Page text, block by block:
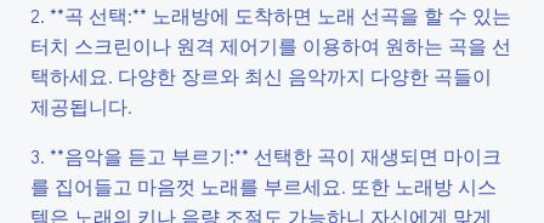
2. **곡 선택:** 노래방에 도착하면 노래 선곡을 할 수 있는
터치 스크린이나 원격 제어기를 이용하여 원하는 곡을 선
택하세요. 다양한 장르와 최신 음악까지 다양한 곡들이
제공됩니다.
3. **음악을 듣고 부르기:** 선택한 곡이 재생되면 마이크
를 집어들고 마음껏 노래를 부르세요. 또한 노래방 시스
템은 노래의 키나 음량 조절도 가능하니 자신에게 맞게